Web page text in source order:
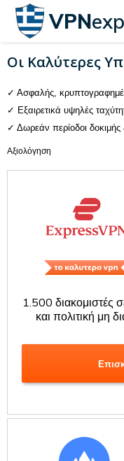
VPN
Οι Καλύτερες
Ασφαλής,
Εξαιρετικά υψηλές
Δωρεάν περίοδοι
Αξιολόγηση
1.500 διακομιστές
και πολιτική μη